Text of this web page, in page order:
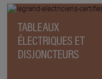
TABLEAUX
ÉLECTRIQUES ET
DISJONCTEURS